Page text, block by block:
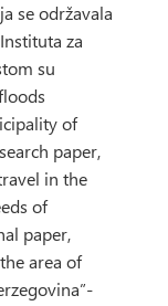
se održavala
za
su
of
paper,
in the
of
paper,
area of